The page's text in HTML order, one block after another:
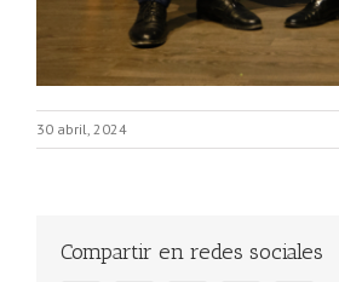
30 abril, 2024
Compartir en redes sociales